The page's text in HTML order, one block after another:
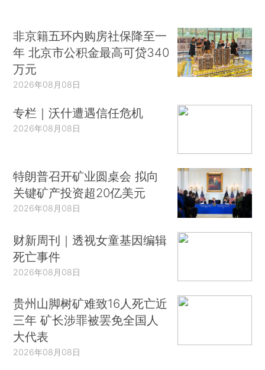
非京籍五环内购房社保降至一
年 北京市公积金最高可贷340
万元
2026年08月08日
专栏｜沃什遭遇信任危机
2026年08月08日
特朗普召开矿业圆桌会 拟向
关键矿产投资超20亿美元
2026年08月08日
财新周刊｜透视女童基因编辑
死亡事件
2026年08月08日
贵州山脚树矿难致16人死亡近
三年 矿长涉罪被罢免全国人
大代表
2026年08月08日